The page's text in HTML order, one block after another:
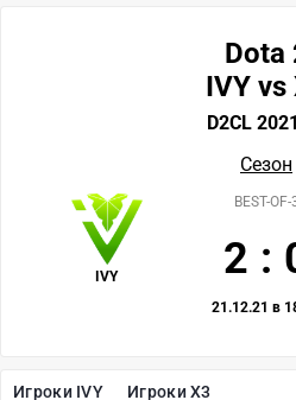
Игроки IVY Игроки X3
Dota
IVY vs
D2CL
Сезон
IVY
BEST-OF-
2 :
21.12.21 в